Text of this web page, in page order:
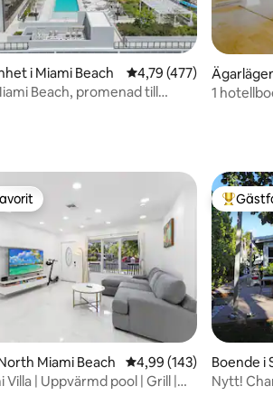
i Miami Beach 4,79 av 5 i
4,79 (477)
Beach, promenad till
1
Miami Beach 4,99 av 5 i
4,99 (143)
Villa | Uppvärmd pool | Grill |
Boende i
Nytt!